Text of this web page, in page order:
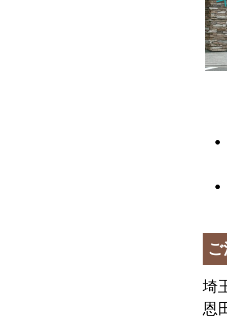
埼
恩